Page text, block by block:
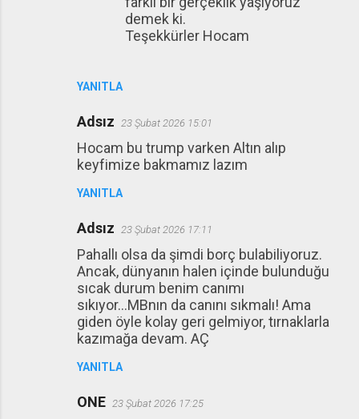
YANITLA
demek ki.
Teşekkürler Hocam
Adsız 23 Şubat 2026 15:01
Hocam bu trump varken Altın alıp
keyfimize bakmamız lazım
YANITLA
Adsız 23 Şubat 2026 17:11
Pahallı olsa da şimdi borç bulabiliyoruz.
Ancak, dünyanın halen içinde bulunduğu
sıcak durum benim canımı
sıkıyor...MBnın da canını sıkmalı! Ama
giden öyle kolay geri gelmiyor, tırnaklarla
kazımağa devam. AÇ
YANITLA
ONE 23 Şubat 2026 17:25